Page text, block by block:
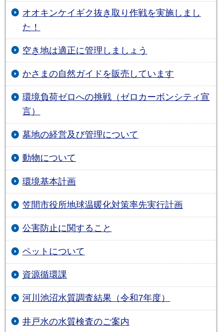
オオキンケイギク抜き取り作戦を実施しまし
た！
空き地は適正に管理しましょう
かさまの自然ガイドを販売しています
環境負荷ゼロへの挑戦（ゼロカーボンシティ宣
言）
墓地の経営及び管理について
動物について
環境基本計画
笠間市役所地球温暖化対策率先実行計画
公害防止に関すること
ペットについて
資源循環課
河川池沼水質調査結果（令和7年度）
井戸水の水質検査のご案内